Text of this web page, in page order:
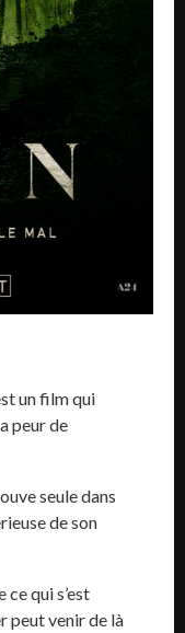
un film qui
peur de
seule dans
de son
qui s’est
peut venir de là